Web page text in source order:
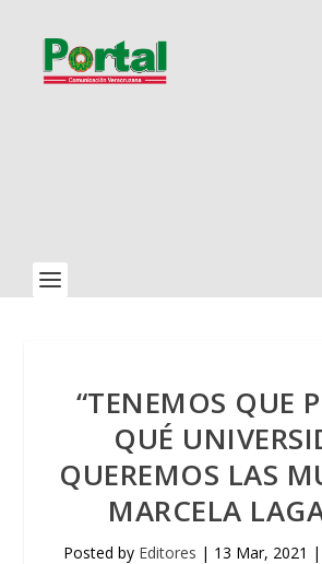
“TENEMOS QUE
QUÉ
QUEREMOS LAS
MARCELA
Posted by Editores | 13 Mar, 2021 |